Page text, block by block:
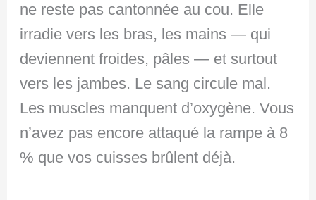
ne reste pas cantonnée au cou. Elle
irradie vers les bras, les mains — qui
deviennent froides, pâles — et surtout
vers les jambes. Le sang circule mal.
Les muscles manquent d’oxygène. Vous
n’avez pas encore attaqué la rampe à 8
% que vos cuisses brûlent déjà.